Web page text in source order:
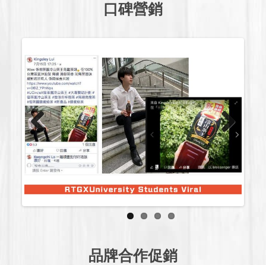
口碑營銷
Previous Next
品牌合作促銷